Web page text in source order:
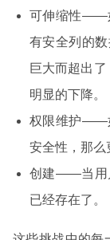
可伸缩性——
有安全列的
巨大而超出
明显的下降。
权限维护——
安全性，那么
创建——当用
已经存在了。